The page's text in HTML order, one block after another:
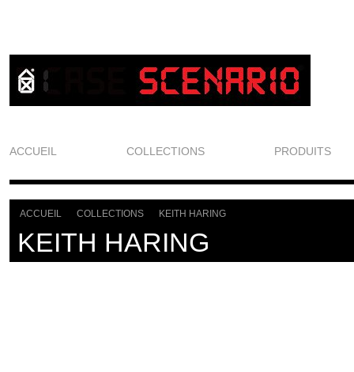
ACCUEIL COLLECTIONS PRODUITS
ACCUEIL COLLECTIONS KEITH HARING
KEITH HARING